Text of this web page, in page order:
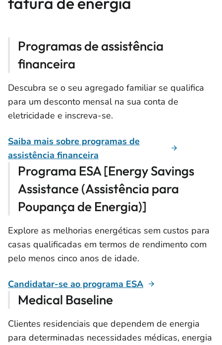
Programas de assistência
financeira
Descubra se o seu agregado familiar se qualifica
para um desconto mensal na sua conta de
eletricidade e inscreva-se.
Saiba mais sobre programas de
assistência financeira
Programa ESA [Energy Savings
Assistance (Assistência para
Poupança de Energia)]
Explore as melhorias energéticas sem custos para
casas qualificadas em termos de rendimento com
pelo menos cinco anos de idade.
Candidatar-se ao programa ESA
Medical Baseline
Clientes residenciais que dependem de energia
para determinadas necessidades médicas, energia